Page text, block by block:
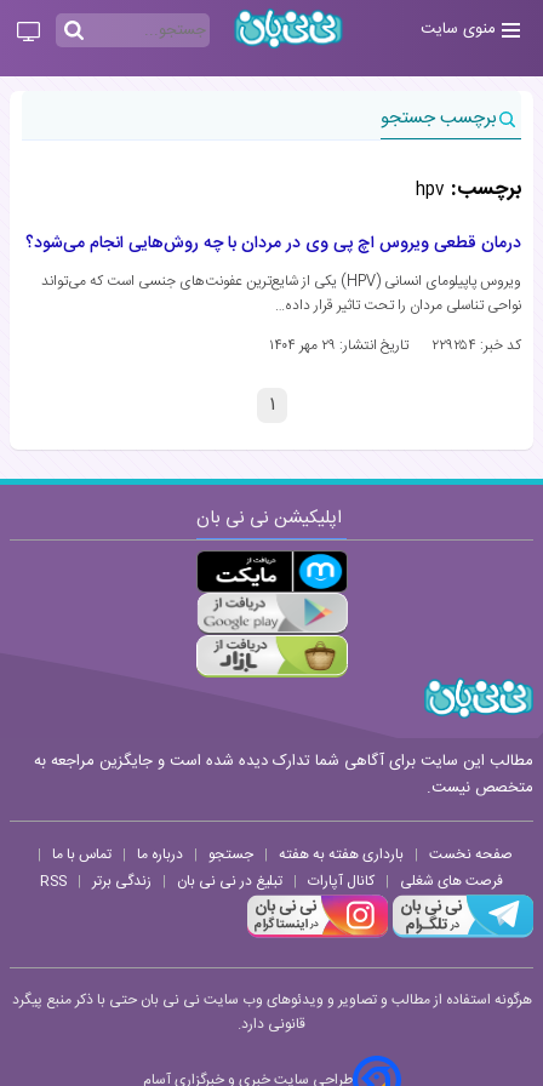
منوی سایت
برچسب جستجو
برچسب: hpv
درمان قطعی ویروس اچ پی وی در مردان با چه روش‌هایی انجام می‌شود؟
ویروس پاپیلومای انسانی (HPV) یکی از شایع‌ترین عفونت‌های جنسی است که می‌تواند
نواحی تناسلی مردان را تحت تاثیر قرار داده…
کد خبر: ۲۲۹۲۵۴
تاریخ انتشار: ۲۹ مهر ۱۴۰۴
۱
اپلیکیشن نی نی بان
مطالب این سایت برای آگاهی شما تدارک دیده شده است و جایگزین مراجعه به
متخصص نیست.
صفحه نخست | بارداری هفته به هفته | جستجو | درباره ما | تماس با ما |
فرصت های شغلی | کانال آپارات | تبلیغ در نی نی بان | زندگی برتر |
RSS
هرگونه استفاده از مطالب و تصاویر و ویدئوهای وب سایت نی نی بان حتی با ذکر منبع پیگرد
قانونی دارد.
طراحی سایت خبری و خبرگزاری آسام